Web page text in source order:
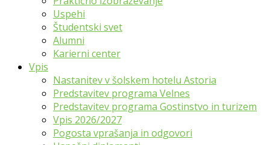
Uspehi
Študentski svet
Alumni
Karierni center
Vpis
Nastanitev v šolskem hotelu Astoria
Predstavitev programa Velnes
Predstavitev programa Gostinstvo in turizem
Vpis 2026/2027
Pogosta vprašanja in odgovori